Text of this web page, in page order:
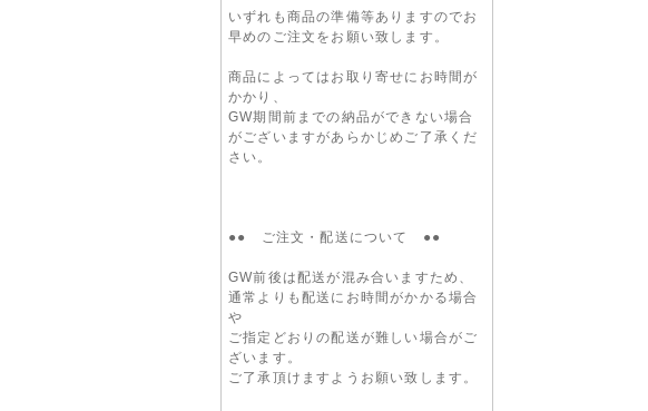
いずれも商品の準備等ありますのでお
早めのご注文をお願い致します。
商品によってはお取り寄せにお時間が
かかり、
GW期間前までの納品ができない場合
がございますがあらかじめご了承くだ
さい。
●● ご注文・配送について ●●
GW前後は配送が混み合いますため、
通常よりも配送にお時間がかかる場合
や
ご指定どおりの配送が難しい場合がご
ざいます。
ご了承頂けますようお願い致します。